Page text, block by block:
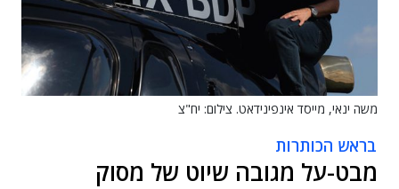
משה ינאי, מייסד אינפינידאט. צילום: יח"צ
בראש הכותרות
מבט-על מגובה שיוט של מסוק